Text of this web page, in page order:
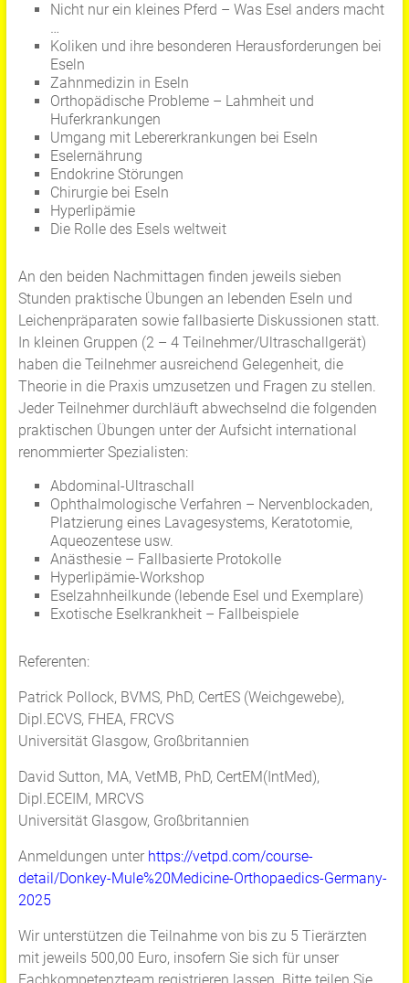
Nicht nur ein kleines Pferd – Was Esel anders macht
…
Koliken und ihre besonderen Herausforderungen bei
Eseln
Zahnmedizin in Eseln
Orthopädische Probleme – Lahmheit und
Huferkrankungen
Umgang mit Lebererkrankungen bei Eseln
Eselernährung
Endokrine Störungen
Chirurgie bei Eseln
Hyperlipämie
Die Rolle des Esels weltweit
An den beiden Nachmittagen finden jeweils sieben
Stunden praktische Übungen an lebenden Eseln und
Leichenpräparaten sowie fallbasierte Diskussionen statt.
In kleinen Gruppen (2 – 4 Teilnehmer/Ultraschallgerät)
haben die Teilnehmer ausreichend Gelegenheit, die
Theorie in die Praxis umzusetzen und Fragen zu stellen.
Jeder Teilnehmer durchläuft abwechselnd die folgenden
praktischen Übungen unter der Aufsicht international
renommierter Spezialisten:
Abdominal-Ultraschall
Ophthalmologische Verfahren – Nervenblockaden,
Platzierung eines Lavagesystems, Keratotomie,
Aqueozentese usw.
Anästhesie – Fallbasierte Protokolle
Hyperlipämie-Workshop
Eselzahnheilkunde (lebende Esel und Exemplare)
Exotische Eselkrankheit – Fallbeispiele
Referenten:
Patrick Pollock, BVMS, PhD, CertES (Weichgewebe),
Dipl.ECVS, FHEA, FRCVS
Universität Glasgow, Großbritannien
David Sutton, MA, VetMB, PhD, CertEM(IntMed),
Dipl.ECEIM, MRCVS
Universität Glasgow, Großbritannien
Anmeldungen unter https://vetpd.com/course-
detail/Donkey-Mule%20Medicine-Orthopaedics-Germany-
2025
Wir unterstützen die Teilnahme von bis zu 5 Tierärzten
mit jeweils 500,00 Euro, insofern Sie sich für unser